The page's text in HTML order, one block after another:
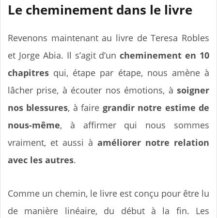
Le cheminement dans le livre
Revenons maintenant au livre de Teresa Robles
et Jorge Abia. Il s’agit d’uncheminement en 10
chapitres qui, étape par étape, nous amène à
lâcher prise, à écouter nos émotions, à soigner
nos blessures, à faire grandir notre estime de
nous-même, à affirmer qui nous sommes
vraiment, et aussi à améliorer notre relation
avec les autres.
Comme un chemin, le livre est conçu pour être lu
de manière linéaire, du début à la fin. Les